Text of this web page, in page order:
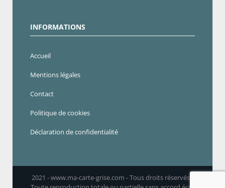
INFORMATIONS
Accueil
Mentions légales
Contact
Politique de cookies
Déclaration de confidentialité
2021 - www.ma-carte-grise.com - Tous droits réservés -